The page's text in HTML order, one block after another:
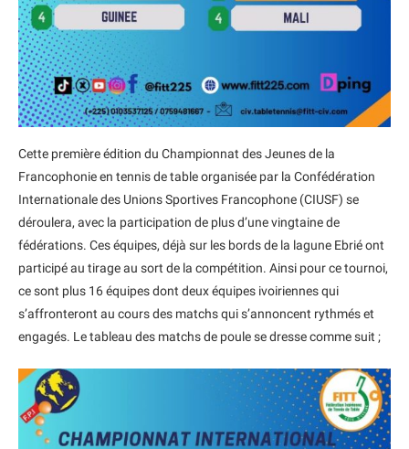
Cette première édition du Championnat des Jeunes de la
Francophonie en tennis de table organisée par la Confédération
Internationale des Unions Sportives Francophone (CIUSF) se
déroulera, avec la participation de plus d’une vingtaine de
fédérations. Ces équipes, déjà sur les bords de la lagune Ebrié ont
participé au tirage au sort de la compétition. Ainsi pour ce tournoi,
ce sont plus 16 équipes dont deux équipes ivoiriennes qui
s’affronteront au cours des matchs qui s’annoncent rythmés et
engagés. Le tableau des matchs de poule se dresse comme suit ;